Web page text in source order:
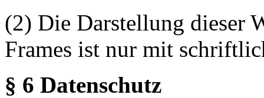
(2) Die Darstellung dieser
Frames ist nur mit
§ 6 Datenschutz